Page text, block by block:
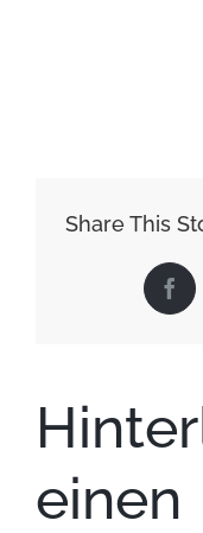
Share This
einen